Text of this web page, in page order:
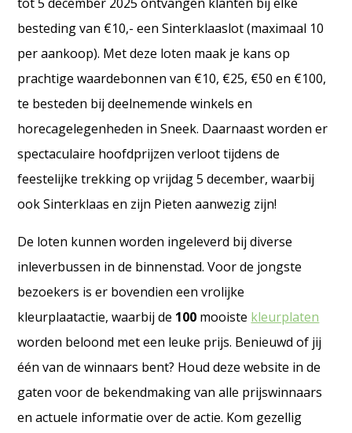
besteding van €10,- een Sinterklaaslot (maximaal 10
per aankoop). Met deze loten maak je kans op
prachtige waardebonnen van €10, €25, €50 en €100,
te besteden bij deelnemende winkels en
horecagelegenheden in Sneek. Daarnaast worden er
spectaculaire hoofdprijzen verloot tijdens de
feestelijke trekking op vrijdag 5 december, waarbij
ook Sinterklaas en zijn Pieten aanwezig zijn!
De loten kunnen worden ingeleverd bij diverse
inleverbussen in de binnenstad. Voor de jongste
bezoekers is er bovendien een vrolijke
kleurplaatactie, waarbij de 100 mooiste kleurplaten
worden beloond met een leuke prijs. Benieuwd of jij
één van de winnaars bent? Houd deze website in de
gaten voor de bekendmaking van alle prijswinnaars
en actuele informatie over de actie. Kom gezellig